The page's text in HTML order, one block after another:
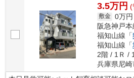
3.5万円 (
敷金 0万円
阪急神戸本
福知山線「
福知山線「
2階 / 1Ｒ /
兵庫県尼崎